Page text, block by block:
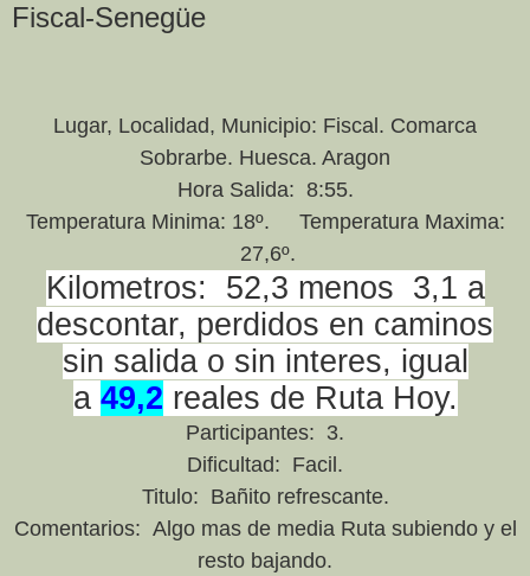
Fiscal-Senegüe
Lugar, Localidad, Municipio: Fiscal. Comarca
Sobrarbe. Huesca. Aragon
Hora Salida: 8:55.
Temperatura Minima: 18º. Temperatura Maxima:
27,6º.
Kilometros: 52,3 menos 3,1 a
descontar, perdidos en caminos
sin salida o sin interes, igual
a 49,2 reales de Ruta Hoy.
Participantes: 3.
Dificultad: Facil.
Titulo: Bañito refrescante.
Comentarios: Algo mas de media Ruta subiendo y el
resto bajando.